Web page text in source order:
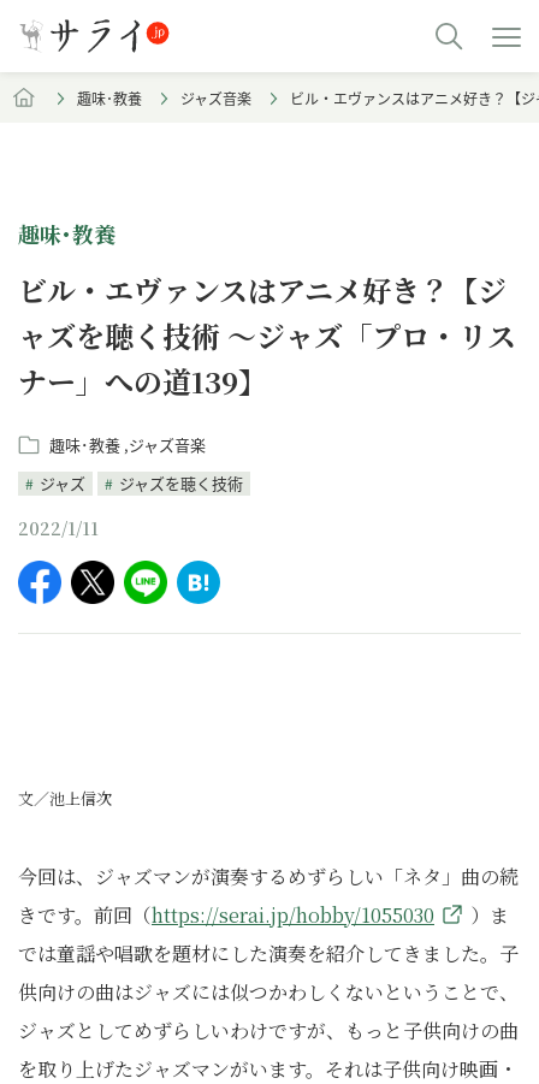
趣味･教養 ジャズ音楽 ビル・エヴァンスはアニメ好き？【
趣味･教養
ビル・エヴァンスはアニメ好き？【ジ
ャズを聴く技術 〜ジャズ「プロ・リス
ナー」への道139】
趣味･教養 ジャズ音楽
ジャズ
ジャズを聴く技術
2022/1/11
文／池上信次
今回は、ジャズマンが演奏するめずらしい「ネタ」曲の続
きです。前回（https://serai.jp/hobby/1055030
）ま
では童謡や唱歌を題材にした演奏を紹介してきました。子
供向けの曲はジャズには似つかわしくないということで、
ジャズとしてめずらしいわけですが、もっと子供向けの曲
を取り上げたジャズマンがいます。それは子供向け映画・